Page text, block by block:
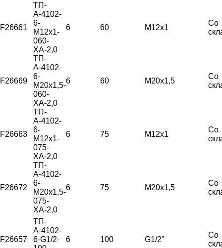
F26661
ТП-
А-4102-
6-
М12х1-
060-
ХА-2,0
6 60 М12х1
Со
F26669
ТП-
А-4102-
6-
М20х1,5-
060-
ХА-2,0
6 60 М20х1,5
Со
F26663
ТП-
А-4102-
6-
М12х1-
075-
ХА-2,0
6 75 М12х1
Со
F26672
ТП-
А-4102-
6-
М20х1,5-
075-
ХА-2,0
6 75 М20х1,5
Со
F26657
ТП-
А-4102-
6-G1/2-
6 100 G1/2"
Со